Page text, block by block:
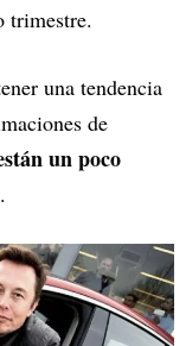
trimestre.
una tendencia
de
un poco
.